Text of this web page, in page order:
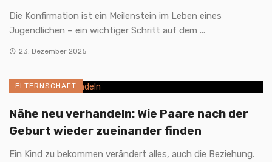
Die Konfirmation ist ein Meilenstein im Leben eines
Jugendlichen – ein wichtiger Schritt auf dem ...
23. Dezember 2025
ELTERNSCHAFT
Nähe neu verhandeln: Wie Paare nach der
Geburt wieder zueinander finden
Ein Kind zu bekommen verändert alles, auch die Beziehung.